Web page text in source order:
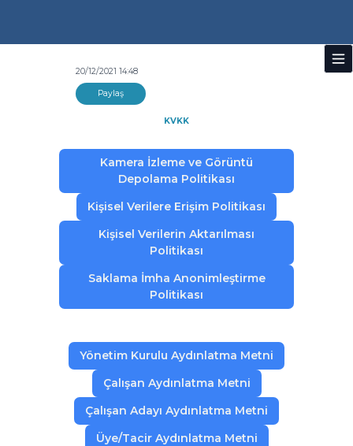
20/12/2021 14:48
Paylaş
KVKK
Kamera İzleme ve Görüntü
Depolama Politikası
Kişisel Verilere Erişim Politikası
Kişisel Verilerin Aktarılması
Politikası
Saklama İmha Anonimleştirme
Politikası
Yönetim Kurulu Aydınlatma Metni
Çalışan Aydınlatma Metni
Çalışan Adayı Aydınlatma Metni
Üye/Tacir Aydınlatma Metni